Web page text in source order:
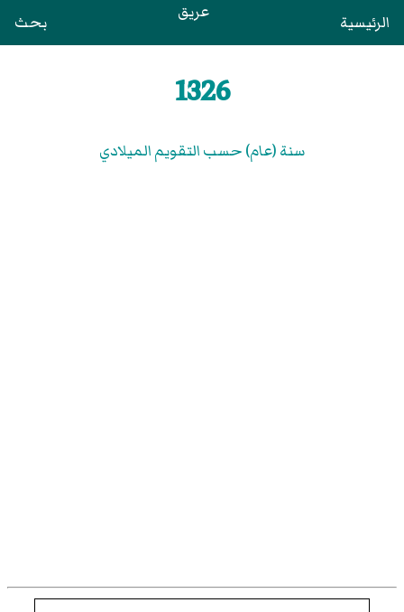
الرئيسية عريق بحث
1326
سنة (عام) حسب التقويم الميلادي